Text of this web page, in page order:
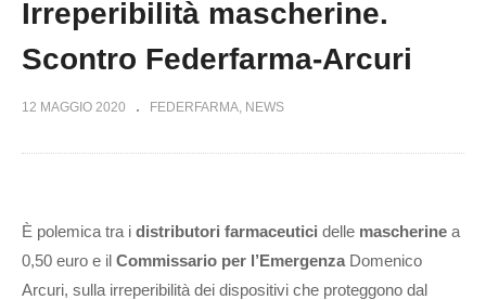
Irreperibilità mascherine.
Scontro Federfarma-Arcuri
12 MAGGIO 2020 FEDERFARMA NEWS
È polemica tra i distributori farmaceutici delle mascherine a
0,50 euro e il Commissario per l’Emergenza Domenico
Arcuri, sulla irreperibilità dei dispositivi che proteggono dal